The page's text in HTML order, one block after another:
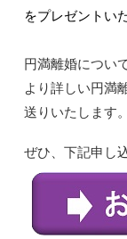
をプレゼントい
円満離婚につい
より詳しい円満
送りいたします。
ぜひ、下記申し